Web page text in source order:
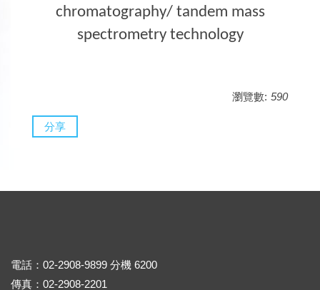
chromatography/ tandem mass
spectrometry technology
瀏覽數: 590
分享
電話：02-2908-9899 分機 6200
傳真：02-2908-2201